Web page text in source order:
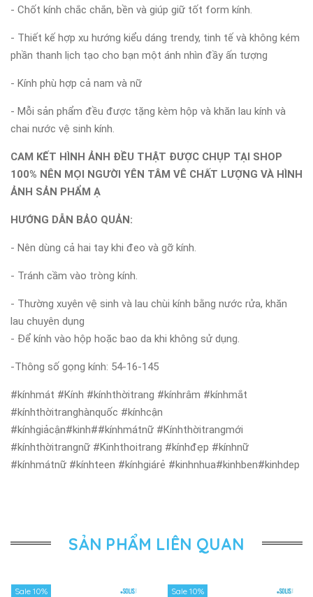
- Chốt kính chắc chắn, bền và giúp giữ tốt form kính.
- Thiết kế hợp xu hướng kiểu dáng trendy, tinh tế và không kém
phần thanh lịch tạo cho bạn một ánh nhìn đầy ấn tượng
- Kính phù hợp cả nam và nữ
- Mỗi sản phẩm đều được tặng kèm hộp và khăn lau kính và
chai nước vệ sinh kính.
CAM KẾT HÌNH ẢNH ĐỀU THẬT ĐƯỢC CHỤP TẠI SHOP
100% NÊN MỌI NGƯỜI YÊN TÂM VÊ CHẤT LƯỢNG VÀ HÌNH
ẢNH SẢN PHẨM Ạ
HƯỚNG DẪN BẢO QUẢN:
- Nên dùng cả hai tay khi đeo và gỡ kính.
- Tránh cầm vào tròng kính.
- Thường xuyên vệ sinh và lau chùi kính bằng nước rửa, khăn
lau chuyên dụng
- Để kính vào hộp hoặc bao da khi không sử dụng.
-Thông số gọng kính: 54-16-145
#kínhmát #Kính #kínhthờitrang #kínhrâm #kínhmắt
#kínhthờitranghànquốc #kínhcận
#kínhgiảcận#kinh##kínhmátnữ #Kínhthờitrangmới
#kínhthờitrangnữ #Kinhthoitrang #kínhđẹp #kínhnữ
#kínhmátnữ #kínhteen #kínhgiárẻ #kinhnhua#kinhben#kinhdep
SẢN PHẨM LIÊN QUAN
Sale 10% Sale 10%